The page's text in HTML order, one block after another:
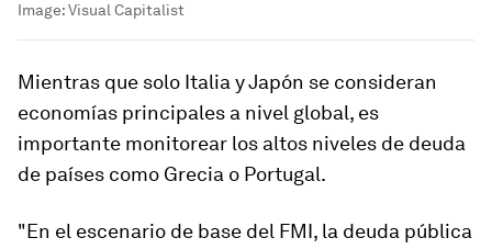
Image:Visual Capitalist
Mientras que solo Italia y Japón se consideran
economías principales a nivel global, es
importante monitorear los altos niveles de deuda
de países como Grecia o Portugal.
"En el escenario de base del FMI, la deuda pública